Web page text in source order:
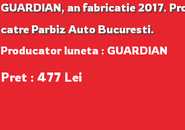
GUARDIAN, an fabricatie 2017.
catre Parbiz Auto Bucuresti.
Producator luneta : GUARDIAN
Pret : 477 Lei